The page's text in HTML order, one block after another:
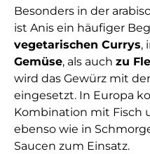
Besonders in der
ist Anis ein häufiger
vegetarischen Currys,
Gemüse, als auch zu
wird das Gewürz mit
eingesetzt. In Europa
Kombination mit Fisch
ebenso wie in
Saucen zum Einsatz.